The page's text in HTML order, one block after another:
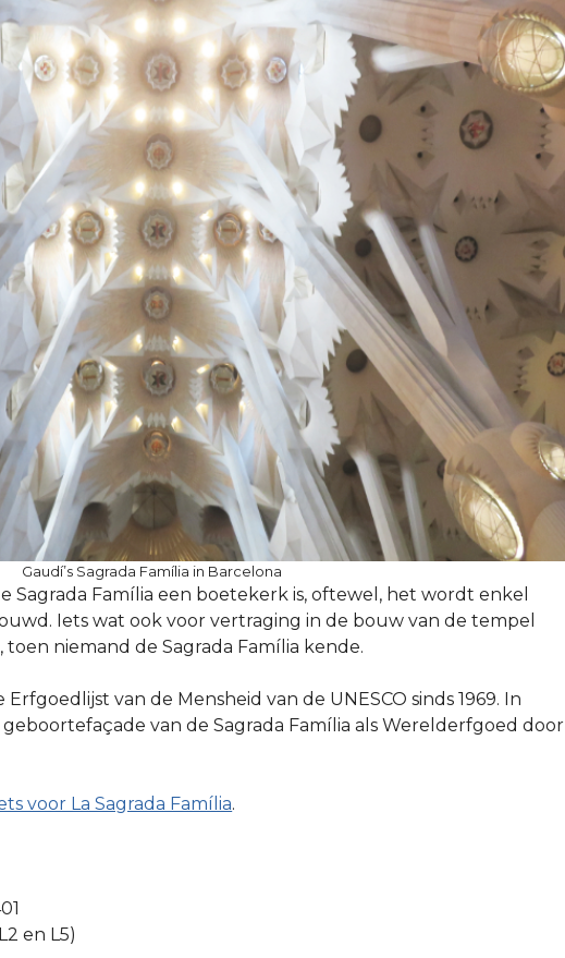
Gaudí’s Sagrada Família in Barcelona
Sagrada Família een boetekerk is, oftewel, het wordt enkel
Iets wat ook voor vertraging in de bouw van de tempel
niemand de Sagrada Família kende.
van de Mensheid van de UNESCO sinds 1969. In
van de Sagrada Família als Werelderfgoed door
voor La Sagrada Família.
en L5)